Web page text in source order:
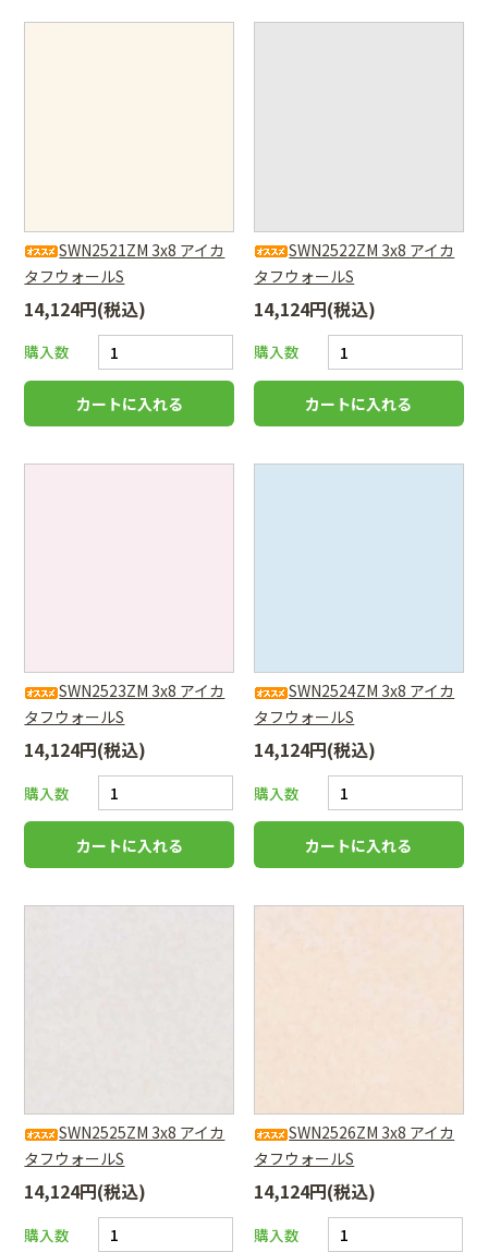
SWN2521ZM 3x8 アイカ
タフウォールS
14,124円(税込)
購入数
SWN2522ZM 3x8 アイカ
タフウォールS
14,124円(税込)
購入数
SWN2523ZM 3x8 アイカ
タフウォールS
14,124円(税込)
購入数
SWN2524ZM 3x8 アイカ
タフウォールS
14,124円(税込)
購入数
SWN2525ZM 3x8 アイカ
タフウォールS
14,124円(税込)
購入数
SWN2526ZM 3x8 アイカ
タフウォールS
14,124円(税込)
購入数